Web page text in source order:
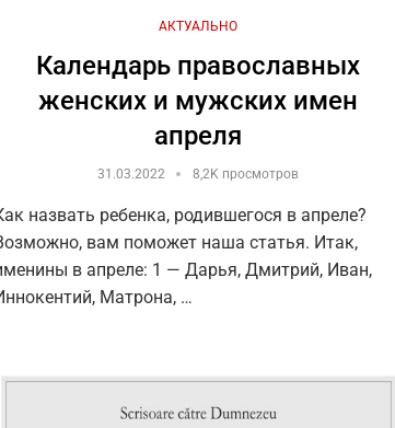
АКТУАЛЬНО
Календарь православных
женских и мужских имен
апреля
31.03.2022 8,2K просмотров
назвать ребенка, родившегося в апреле?
вам поможет наша статья. Итак,
в апреле: 1 — Дарья, Дмитрий, Иван,
Матрона, …